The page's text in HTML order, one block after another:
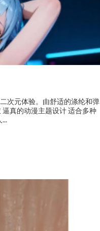
次元体验。由舒适的涤纶和弹
真的动漫主题设计 适合多种